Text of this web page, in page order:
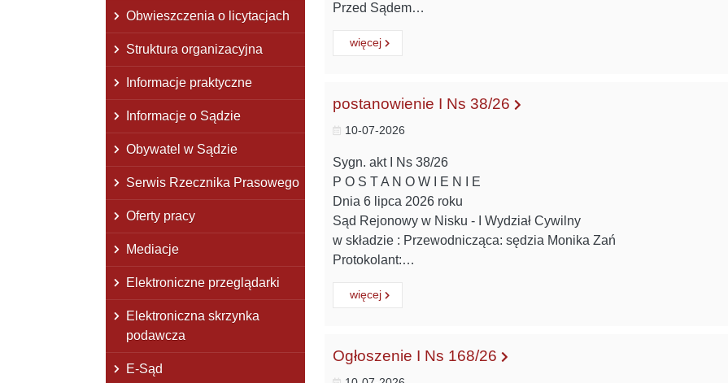
Przed Sądem…
Czytaj
więcejo:
postanowienie I Ns 38/26
10-07-2026
Sygn. akt I Ns 38/26
P O S T A N O W I E N I E
Dnia 6 lipca 2026 roku
Sąd Rejonowy w Nisku - I Wydział Cywilny
w składzie : Przewodnicząca: sędzia Monika Zań
Protokolant:…
Czytaj
więcejo:
Ogłoszenie I Ns 168/26
Obwieszczenia o licytacjach
Struktura organizacyjna
Informacje praktyczne
Informacje o Sądzie
Obywatel w Sądzie
Serwis Rzecznika Prasowego
Oferty pracy
Mediacje
Elektroniczne przeglądarki
Elektroniczna skrzynka
podawcza
E-Sąd